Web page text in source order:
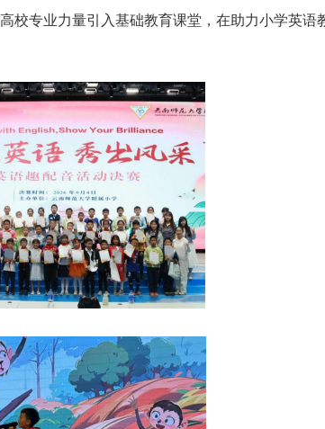
校专业力量引入基础教育课堂，在助力小学英语